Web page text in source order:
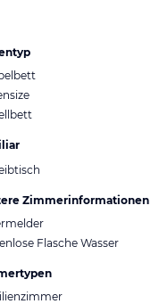
Zimmerinformationen
Flasche Wasser